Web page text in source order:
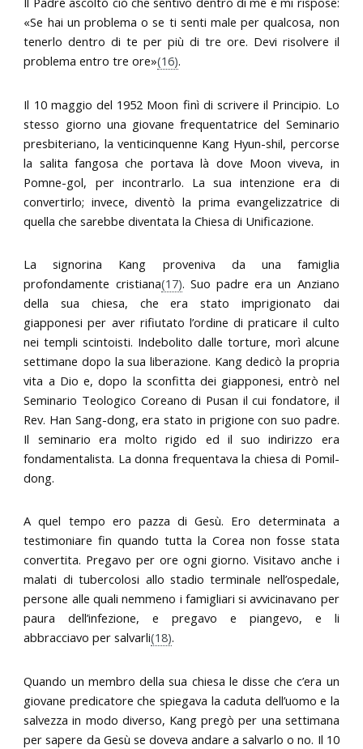
«Se hai un problema o se ti senti male per qualcosa, non
tenerlo dentro di te per più di tre ore. Devi risolvere il
problema entro tre ore»(16).
Il 10 maggio del 1952 Moon finì di scrivere il Principio. Lo
stesso giorno una giovane frequentatrice del Seminario
presbiteriano, la venticinquenne Kang Hyun-shil, percorse
la salita fangosa che portava là dove Moon viveva, in
Pomne-gol, per incontrarlo. La sua intenzione era di
convertirlo; invece, diventò la prima evangelizzatrice di
quella che sarebbe diventata la Chiesa di Unificazione.
La signorina Kang proveniva da una famiglia
profondamente cristiana(17). Suo padre era un Anziano
della sua chiesa, che era stato imprigionato dai
giapponesi per aver rifiutato l’ordine di praticare il culto
nei templi scintoisti. Indebolito dalle torture, morì alcune
settimane dopo la sua liberazione. Kang dedicò la propria
vita a Dio e, dopo la sconfitta dei giapponesi, entrò nel
Seminario Teologico Coreano di Pusan il cui fondatore, il
Rev. Han Sang-dong, era stato in prigione con suo padre.
Il seminario era molto rigido ed il suo indirizzo era
fondamentalista. La donna frequentava la chiesa di Pomil-
dong.
A quel tempo ero pazza di Gesù. Ero determinata a
testimoniare fin quando tutta la Corea non fosse stata
convertita. Pregavo per ore ogni giorno. Visitavo anche i
malati di tubercolosi allo stadio terminale nell’ospedale,
persone alle quali nemmeno i famigliari si avvicinavano per
paura dell’infezione, e pregavo e piangevo, e li
abbracciavo per salvarli(18).
Quando un membro della sua chiesa le disse che c’era un
giovane predicatore che spiegava la caduta dell’uomo e la
salvezza in modo diverso, Kang pregò per una settimana
per sapere da Gesù se doveva andare a salvarlo o no. Il 10